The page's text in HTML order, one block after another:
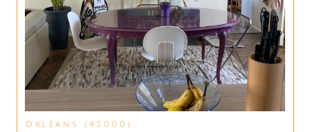
Orléans (45000)